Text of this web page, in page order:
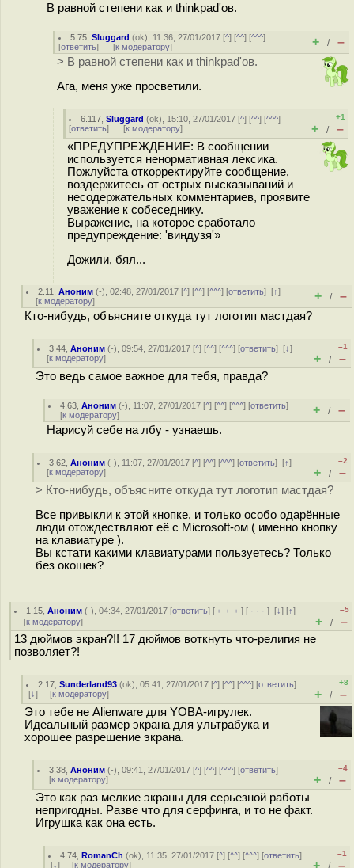
В равной степени как и thinkpad'ов.
5.75 ,Sluggard (ok), 11:36, 27/01/2017 [^] [^^] [^^^]
[ответить] [к модератору] + / –
> В равной степени как и thinkpad'ов.
Ага, меня уже просветили.
6.117 ,Sluggard (ok), 15:10, 27/01/2017 [^] [^^] [^^^]
[ответить] [к модератору]
+1
+ / –
«ПРЕДУПРЕЖДЕНИЕ: В сообщении
используется ненормативная лексика.
Пожлуйста откорректируйте сообщение,
воздержитесь от острых высказываний и
несодержательных комментариев, проявите
уважение к собеседнику.
Выражение, на которое сработало
предупреждение: 'виндyзя'»
Дожили, бял...
2.11 ,Аноним (-), 02:48, 27/01/2017 [^] [^^] [^^^] [ответить][↑]
[к модератору] + / –
Кто-нибудь, объясните откуда тут логотип мастдая?
3.44 ,Аноним (-), 09:54, 27/01/2017 [^] [^^] [^^^] [ответить][↓]
[к модератору]
–1
+ / –
Это ведь самое важное для тебя, правда?
4.63 ,Аноним (-), 11:07, 27/01/2017 [^] [^^] [^^^] [ответить]
[к модератору] + / –
Нарисуй себе на лбу - узнаешь.
3.62 ,Аноним (-), 11:07, 27/01/2017 [^] [^^] [^^^] [ответить][↑]
[к модератору]
–2
+ / –
> Кто-нибудь, объясните откуда тут логотип мастдая?
Все привыкли к этой кнопке, и только особо одарённые
люди отождествляют её с Microsoft-ом ( именно кнопку
на клавиатуре ).
Вы кстати какими клавиатурами пользуетесь? Только
без окошек?
1.15 ,Аноним (-), 04:34, 27/01/2017 [ответить] [ ﹢﹢﹢] [ · · ·][↓] [↑]
[к модератору]
–5
+ / –
13 дюймов экран?!! 17 дюймов воткнуть что-религия не
позволяет?!
2.17 ,Sunderland93 (ok), 05:41, 27/01/2017 [^] [^^] [^^^] [ответить]
[↓] [к модератору]
+8
+ / –
Это тебе не Alienware для YOBA-игрулек.
Идеальный размер экрана для ультрабука и
хорошее разрешение экрана.
3.38 ,Аноним (-), 09:41, 27/01/2017 [^] [^^] [^^^] [ответить]
[к модератору]
–4
+ / –
Это как раз мелкие экраны для серьезной работы
непригодны. Разве что для серфинга, и то не факт.
Игрушка как она есть.
4.74 ,RomanCh (ok), 11:35, 27/01/2017 [^] [^^] [^^^] [ответить]
[↓] [к модератору]
–1
+ –